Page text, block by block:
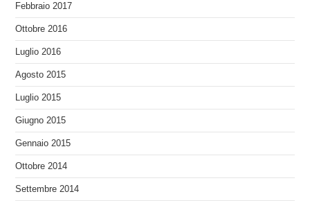
Febbraio 2017
Ottobre 2016
Luglio 2016
Agosto 2015
Luglio 2015
Giugno 2015
Gennaio 2015
Ottobre 2014
Settembre 2014